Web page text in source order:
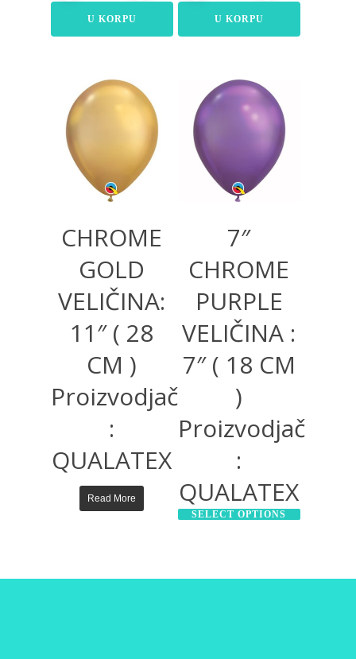
U KORPU U KORPU
CHROME
GOLD
VELIČINA:
11″ ( 28
CM )
Proizvodjač
:
QUALATEX
Read More
400,00RSD
875,00RSD
7″
CHROME
PURPLE
VELIČINA :
7″ ( 18 CM
)
Proizvodjač
:
QUALATEX
SELECT OPTIONS